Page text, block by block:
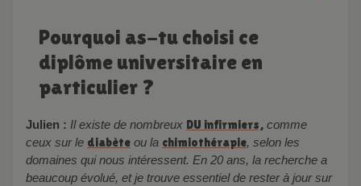
Pourquoi as-tu choisi ce
diplôme universitaire en
particulier ?
Julien : Il existe de nombreux DU infirmiers, comme
ceux sur le diabète ou la chimiothérapie, selon les
domaines qui nous intéressent. En 20 ans, la recherche a
beaucoup évolué, et je trouve essentiel de rester à jour sur